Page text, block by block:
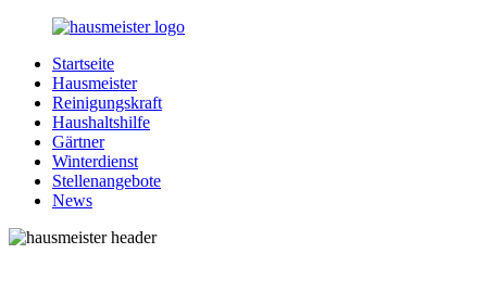
Zurück
Inhalt
Hausmeister.de
Alles
rund
Ihren
Haushalt
Startseite
Hausmeister
Reinigungskraft
Haushaltshilfe
Gärtner
Winterdienst
Stellenangebote
News